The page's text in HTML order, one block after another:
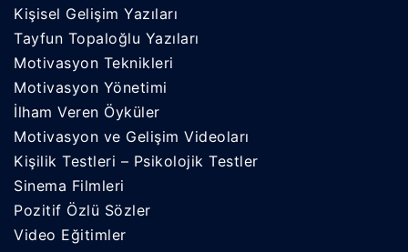
Kişisel Gelişim Yazıları
Tayfun Topaloğlu Yazıları
Motivasyon Teknikleri
Motivasyon Yönetimi
İlham Veren Öyküler
Motivasyon ve Gelişim Videoları
Kişilik Testleri – Psikolojik Testler
Sinema Filmleri
Pozitif Özlü Sözler
Video Eğitimler